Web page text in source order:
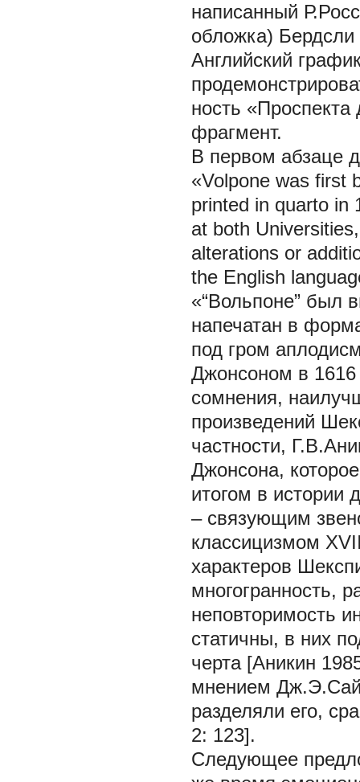
написанный
обложка)
Английский
ность
фрагмент.
В первом абзаце
«Volpone was first
printed in quarto in
at both
alterations or
the English
«“Вольпоне” был
напечатан в
под гром
Джонсоном в 1616
сомнения,
произведений
частности,
Джонсона,
итогом в истории
– связующим
классицизмом
характеров
многогранность,
неповторимость
статичны, в них
черта [Аникин
мнением
разделяли его,
2: 123].
Следующее